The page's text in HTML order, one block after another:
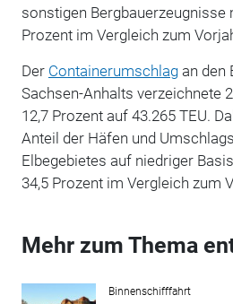
sonstigen Bergbauerzeugnisse
Prozent im Vergleich zum
Der Containerumschlagan den
Sachsen-Anhalts verzeichnete
12,7 Prozent auf 43.265 TEU.
Anteil der Häfen und
Elbegebietes auf niedriger
34,5 Prozent im Vergleich zum
Mehr zum Thema
Binnenschifffahrt